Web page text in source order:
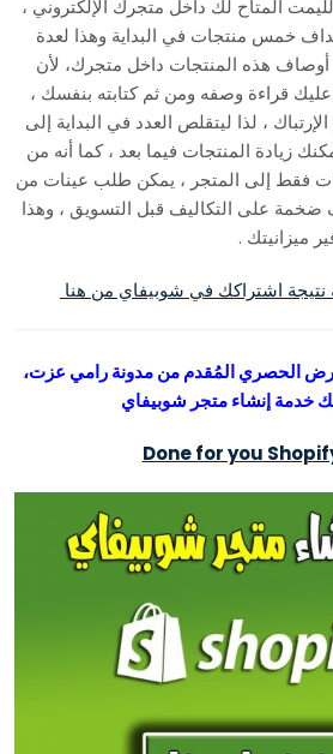
المتاح لك داخل متجرك الإلكتروني ،
خمس منتجات في البداية وهذا لعدة
أوصاف هذه المنتجات داخل متجرك، لأن
قراءة وصفه ومن ثم كتابته بنفسك ،
، لذا ليتقلص العدد في البداية إلى
زيادة المنتجات فيما بعد ، كما أنه من
فقط إلى المتجر ، يمكن طلب عينات من
ضخمة على التكاليف قبل التسويق ، وهذا
ميزانيتك .
نتيجة اشتراكك في شوبيفاي من هنا
الحصري المُقدم من مدونة رامي عزت،
خدمة إنشاء متجر شوبيفاي
Done for you